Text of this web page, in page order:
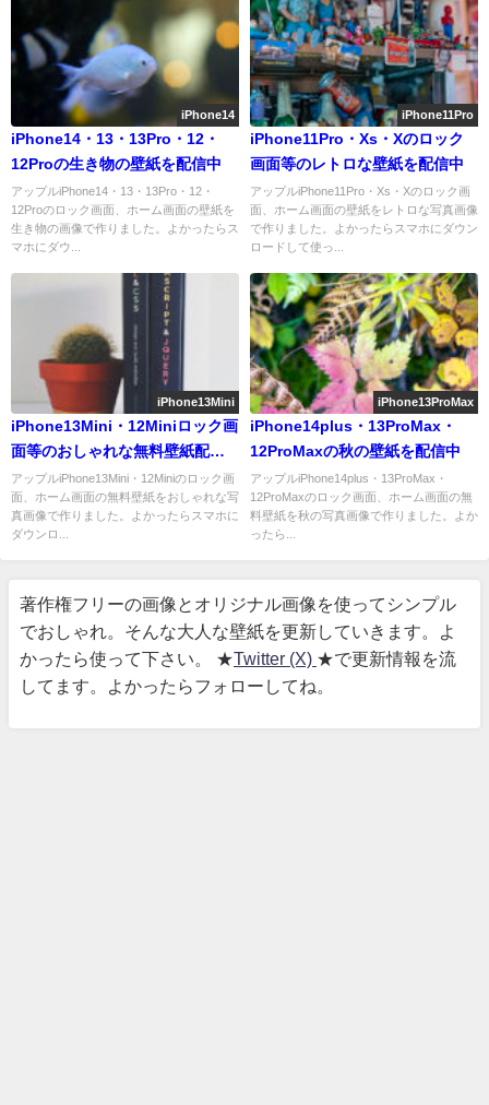
iPhone14
iPhone14・13・13Pro・12・
12Proの生き物の壁紙を配信中
アップルiPhone14・13・13Pro・12・
12Proのロック画面、ホーム画面の壁紙を
生き物の画像で作りました。よかったらス
マホにダウ...
iPhone11Pro
iPhone11Pro・Xs・Xのロック
画面等のレトロな壁紙を配信中
アップルiPhone11Pro・Xs・Xのロック画
面、ホーム画面の壁紙をレトロな写真画像
で作りました。よかったらスマホにダウン
ロードして使っ...
iPhone13Mini
iPhone13Mini・12Miniロック画
面等のおしゃれな無料壁紙配信
中
アップルiPhone13Mini・12Miniのロック画
面、ホーム画面の無料壁紙をおしゃれな写
真画像で作りました。よかったらスマホに
ダウンロ...
iPhone13ProMax
iPhone14plus・13ProMax・
12ProMaxの秋の壁紙を配信中
アップルiPhone14plus・13ProMax・
12ProMaxのロック画面、ホーム画面の無
料壁紙を秋の写真画像で作りました。よか
ったら...
著作権フリーの画像とオリジナル画像を使ってシンプル
でおしゃれ。そんな大人な壁紙を更新していきます。よ
かったら使って下さい。 ★Twitter (X) ★で更新情報を流
してます。よかったらフォローしてね。